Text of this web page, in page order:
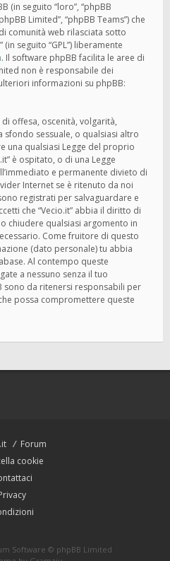
(in seguito “loro”, “phpBB
Limited”, “phpBB Teams”) che
comunità web rilasciata sotto
” (in seguito “GPL”) liberamente
. Il software phpBB facilita le aree di
non è responsabile dei
informazioni su phpBB:
offesa, oscenità, volgarità,
sfondo sessuale, o qualsiasi altro
una qualsiasi Legge del proprio
è ospitato, o di una Legge
e permanente divieto di
Internet se è ritenuto da noi
registrati per salvaguardare e
che “Vecio.it” abbia il diritto di
chiudere qualsiasi argomento in
Come fruitore di questo
(dato personale) tu abbia
Al contempo queste
a nessuno senza il tuo
sono da ritenersi responsabili per
possa compromettere queste
Forum
cookie
Software © phpBB Limited